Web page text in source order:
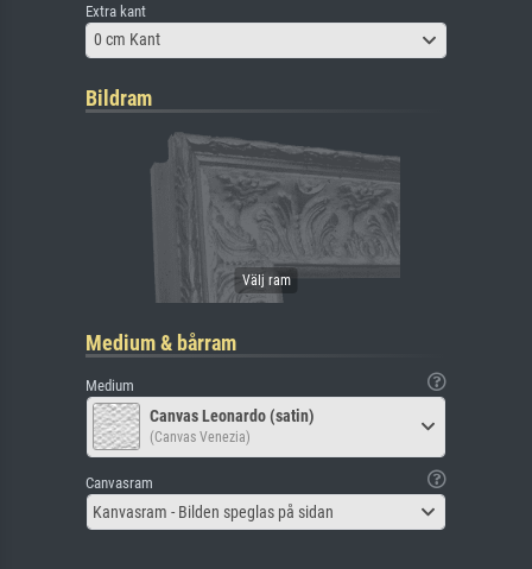
Extra kant
0 cm Kant
Bildram
Medium & bårram
Medium
Canvas Leonardo (satin)
(Canvas Venezia)
Canvasram
Kanvasram - Bilden speglas på sidan